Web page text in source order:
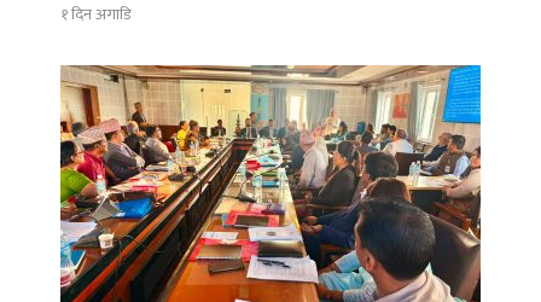
१ दिन अगाडि